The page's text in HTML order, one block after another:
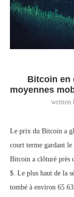
Bitcoin en
moyennes
written
Le prix du Bitcoin a
court terme gardant
Bitcoin a clôturé près
$. Le plus haut de la
tombé à environ 65